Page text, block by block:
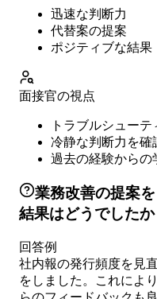
迅速な判断力
代替案の提案
ポジティブな結果
面接官の視点
トラブルシュー
冷静な判断力を確
過去の経験からの
業務改善の提案
結果はどうでしたか
回答例
社内報の発行頻度を見
をしました。これによ